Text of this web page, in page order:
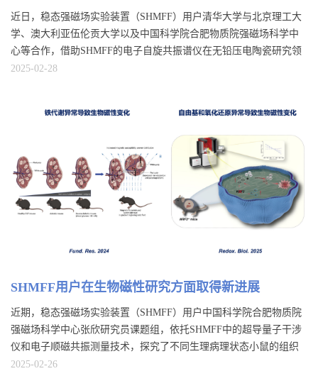
近日，稳态强磁场实验装置（SHMFF）用户清华大学与北京理工大
学、澳大利亚伍伦贡大学以及中国科学院合肥物质院强磁场科学中
心等合作，借助SHMFF的电子自旋共振谱仪在无铅压电陶瓷研究领
域取得重要进展。相关成果以“High electrostrain in a lead-free
2025-02-28
SHMFF用户在生物磁性研究方面取得新进展
近期，稳态强磁场实验装置（SHMFF）用户中国科学院合肥物质院
强磁场科学中心张欣研究员课题组，依托SHMFF中的超导量子干涉
仪和电子顺磁共振测量技术，探究了不同生理病理状态小鼠的组织
器官磁性变化及机制。相关研究成果发表在Fundamental Research 和
2025-02-26